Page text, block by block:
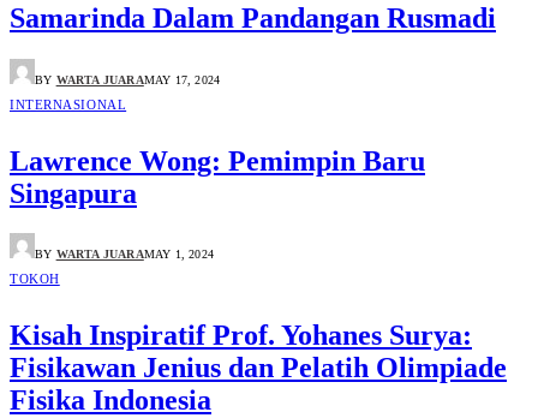
Samarinda Dalam Pandangan Rusmadi
BY WARTA JUARAMAY 17, 2024
INTERNASIONAL
Lawrence Wong: Pemimpin Baru
Singapura
BY WARTA JUARAMAY 1, 2024
TOKOH
Kisah Inspiratif Prof. Yohanes Surya:
Fisikawan Jenius dan Pelatih Olimpiade
Fisika Indonesia